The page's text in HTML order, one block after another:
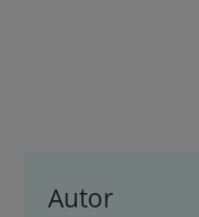
Autor